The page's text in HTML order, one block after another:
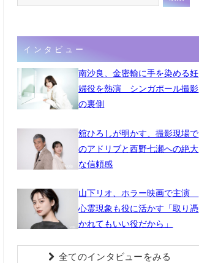
インタビュー
南沙良、金密輸に手を染める妊
婦役を熱演 シンガポール撮影
の裏側
舘ひろしが明かす、撮影現場で
のアドリブと西野七瀬への絶大
な信頼感
山下リオ、ホラー映画で主演
心霊現象も役に活かす「取り憑
かれてもいい役だから」
全てのインタビューをみる